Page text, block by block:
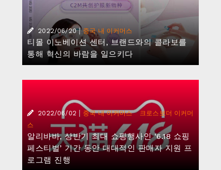
2022/06/20 | 중국 내 이커머스
티몰 이노베이션 센터, 브랜드와의 콜라보를
통해 혁신의 바람을 일으키다
2022/06/02 | 중국 내 이커머스·크로스보더 이커머
스
알리바바, 상반기 최대 쇼핑행사인 ‘6.18 쇼핑
페스티벌’ 기간 동안 대대적인 판매자 지원 프
로그램 진행